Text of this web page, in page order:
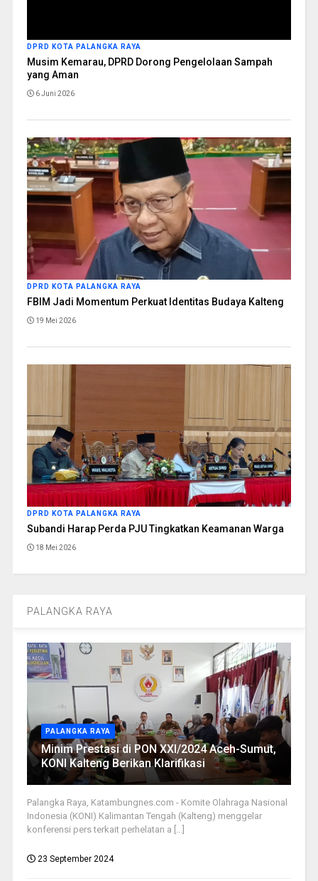
DPRD KOTA PALANGKA RAYA
Musim Kemarau, DPRD Dorong Pengelolaan Sampah
yang Aman
6 Juni 2026
DPRD KOTA PALANGKA RAYA
FBIM Jadi Momentum Perkuat Identitas Budaya Kalteng
19 Mei 2026
DPRD KOTA PALANGKA RAYA
Subandi Harap Perda PJU Tingkatkan Keamanan Warga
18 Mei 2026
PALANGKA RAYA
PALANGKA RAYA
Minim Prestasi di PON XXI/2024 Aceh-Sumut,
KONI Kalteng Berikan Klarifikasi
Palangka Raya, Katambungnes.com - Komite Olahraga Nasional
Indonesia (KONI) Kalimantan Tengah (Kalteng) menggelar
konferensi pers terkait perhelatan a [...]
23 September 2024